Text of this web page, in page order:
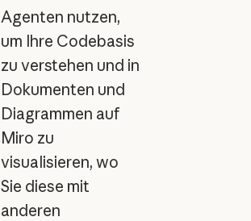
Agenten nutzen,
um Ihre Codebasis
zu verstehen und in
Dokumenten und
Diagrammen auf
Miro zu
visualisieren, wo
Sie diese mit
anderen